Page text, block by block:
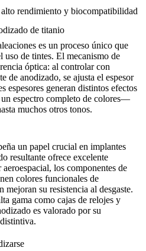
rendimiento y biocompatibilidad
de titanio
es un proceso único que
uso de tintes. El mecanismo de
óptica: al controlar con
de anodizado, se ajusta el espesor
espesores generan distintos efectos
espectro completo de colores—
muchos otros tonos.
un papel crucial en implantes
resultante ofrece excelente
los componentes de
colores funcionales de
su resistencia al desgaste.
gama como cajas de relojes y
es valorado por su